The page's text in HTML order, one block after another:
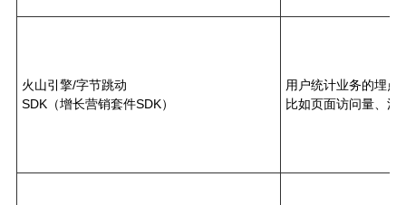
火山引擎/字节跳动
SDK（增长营销套件SDK）
用户统计业务的埋点
比如页面访问量、活